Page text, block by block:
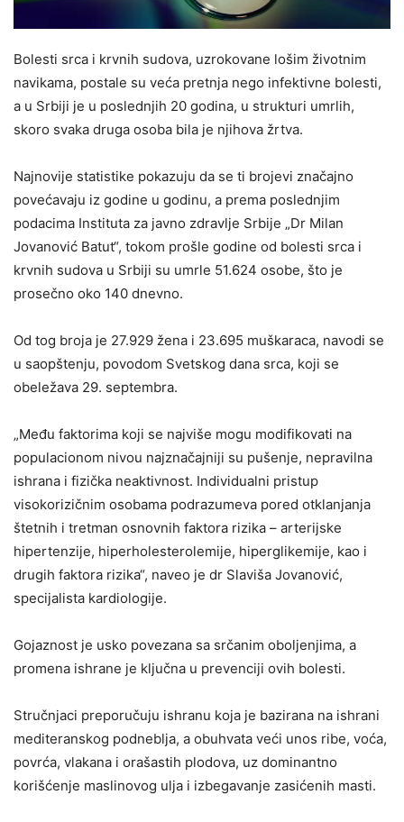
Bolesti srca i krvnih sudova, uzrokovane lošim životnim
navikama, postale su veća pretnja nego infektivne bolesti,
a u Srbiji je u poslednjih 20 godina, u strukturi umrlih,
skoro svaka druga osoba bila je njihova žrtva.
Najnovije statistike pokazuju da se ti brojevi značajno
povećavaju iz godine u godinu, a prema poslednjim
podacima Instituta za javno zdravlje Srbije „Dr Milan
Jovanović Batut“, tokom prošle godine od bolesti srca i
krvnih sudova u Srbiji su umrle 51.624 osobe, što je
prosečno oko 140 dnevno.
Od tog broja je 27.929 žena i 23.695 muškaraca, navodi se
u saopštenju, povodom Svetskog dana srca, koji se
obeležava 29. septembra.
„Među faktorima koji se najviše mogu modifikovati na
populacionom nivou najznačajniji su pušenje, nepravilna
ishrana i fizička neaktivnost. Individualni pristup
visokorizičnim osobama podrazumeva pored otklanjanja
štetnih i tretman osnovnih faktora rizika – arterijske
hipertenzije, hiperholesterolemije, hiperglikemije, kao i
drugih faktora rizika“, naveo je dr Slaviša Jovanović,
specijalista kardiologije.
Gojaznost je usko povezana sa srčanim oboljenjima, a
promena ishrane je ključna u prevenciji ovih bolesti.
Stručnjaci preporučuju ishranu koja je bazirana na ishrani
mediteranskog podneblja, a obuhvata veći unos ribe, voća,
povrća, vlakana i orašastih plodova, uz dominantno
korišćenje maslinovog ulja i izbegavanje zasićenih masti.